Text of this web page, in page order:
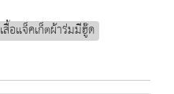
เสื้อแจ็คเก็ตผ้าร่มมีฮู๊ด